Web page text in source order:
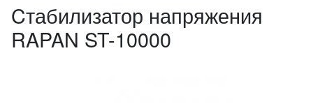
Cтабилизатор напряжения
RAPAN ST-10000